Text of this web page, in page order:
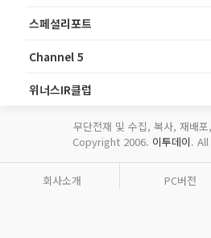
스페셜리포트
Channel 5
위너스IR클럽
무단전재 및 수집, 복사, 재배
Copyright 2006. 이투데이.
회사소개 PC버전